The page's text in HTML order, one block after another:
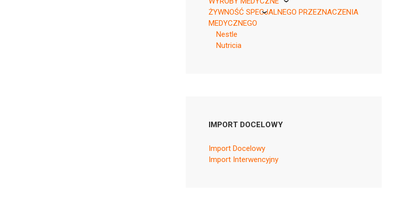
KikGel
ŻYWNOŚĆ SPECJALNEGO PRZEZNACZENIA
MEDYCZNEGO
Nestle
Nutricia
IMPORT DOCELOWY
Import Docelowy
Import Interwencyjny